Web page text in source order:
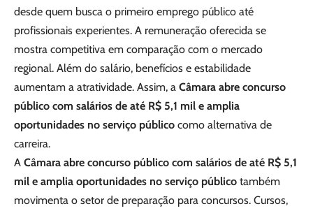
desde quem busca o primeiro emprego público até
profissionais experientes. A remuneração oferecida se
mostra competitiva em comparação com o mercado
regional. Além do salário, benefícios e estabilidade
aumentam a atratividade. Assim, a Câmara abre concurso
público com salários de até R$ 5,1 mil e amplia
oportunidades no serviço público como alternativa de
carreira.
A Câmara abre concurso público com salários de até R$ 5,1
mil e amplia oportunidades no serviço público também
movimenta o setor de preparação para concursos. Cursos,